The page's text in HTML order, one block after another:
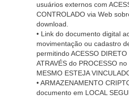
usuários externos com
CONTROLADO via Web
download.
• Link do documento digital
movimentação ou cadastro
permitindo ACESSO
ATRAVÉS do PROCESSO
MESMO ESTEJA
• ARMAZENAMENTO
documento em LOCAL